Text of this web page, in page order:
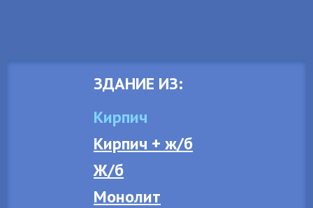
ЗДАНИЕ ИЗ:
Кирпич
Кирпич + ж/б
Ж/б
Монолит